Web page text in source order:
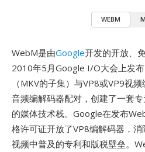
WEBM
WebM是由Google开发的开放、
2010年5月Google I/O大会上发
（MKV的子集）与VP8或VP9视
音频编解码器配对，创建了一套
的媒体技术栈。Google在发布
格许可证开放了VP8编解码器，
视频中普及的专利和版税壁垒。